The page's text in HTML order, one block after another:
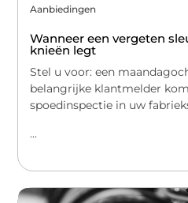
Aanbiedingen
Wanneer een vergeten
knieën legt
Stel u voor: een
belangrijke klantmelder
spoedinspectie in uw
...